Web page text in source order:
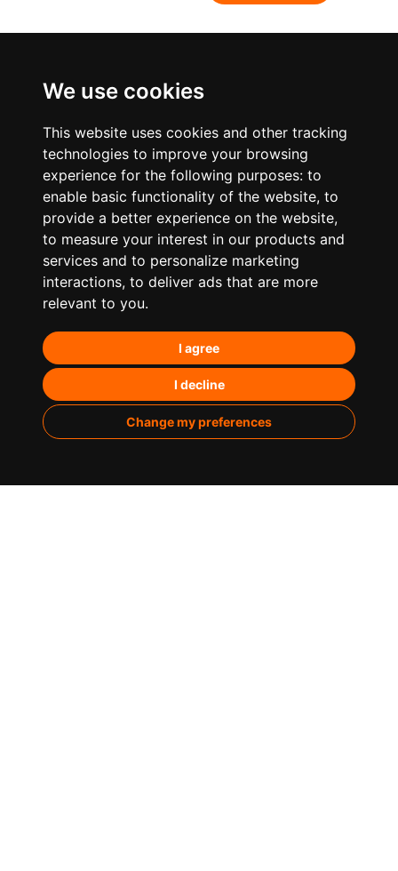
We use cookies
This website uses cookies and other tracking
technologies to improve your browsing
experience for the following purposes: to
enable basic functionality of the website, to
provide a better experience on the website,
to measure your interest in our products and
services and to personalize marketing
interactions, to deliver ads that are more
relevant to you.
I agree
I decline
Change my preferences
¿Qué hacemos?
Posicionamiento en IA’s
Paid Media
Marketing de contenidos
Analítica